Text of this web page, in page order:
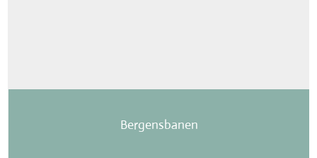
Bergensbanen